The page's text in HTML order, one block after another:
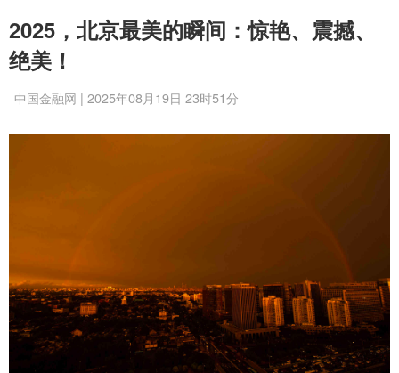
2025，北京最美的瞬间：惊艳、震撼、
绝美！
中国金融网 | 2025年08月19日 23时51分